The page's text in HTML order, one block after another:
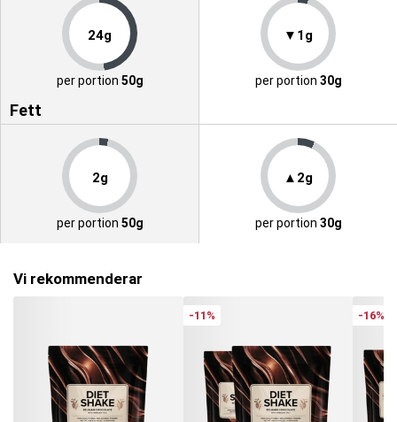
24g
per portion 50g
▼1g
per portion 30g
Fett
2g
per portion 50g
▲2g
per portion 30g
Vi rekommenderar
-11% -16%